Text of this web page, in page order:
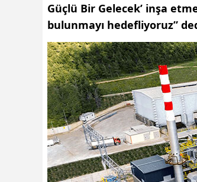
Güçlü Bir Gelecek’ inşa
bulunmayı hedefliyoruz”